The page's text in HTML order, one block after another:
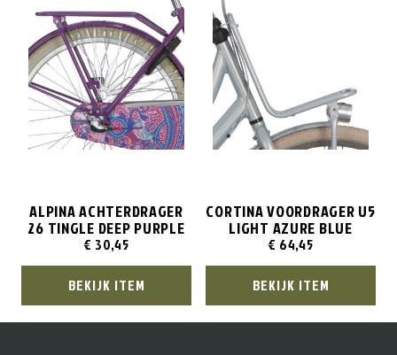
ALPINA ACHTERDRAGER
26 TINGLE DEEP PURPLE
€ 30,45
BEKIJK ITEM
CORTINA VOORDRAGER U5
LIGHT AZURE BLUE
€ 64,45
BEKIJK ITEM